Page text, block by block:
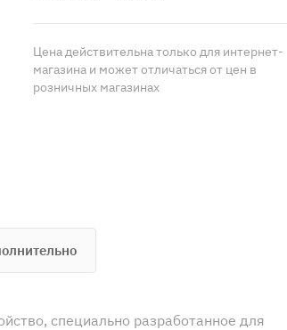
Цена действительна только для интернет-
магазина и может отличаться от цен в
розничных магазинах
специально разработанное для